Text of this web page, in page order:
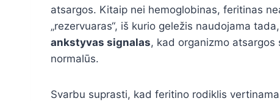
atsargos. Kitaip nei hemoglobinas, feritinas
„rezervuaras“, iš kurio geležis naudojama
ankstyvas signalas, kad organizmo
normalūs.
Svarbu suprasti, kad feritino rodiklis